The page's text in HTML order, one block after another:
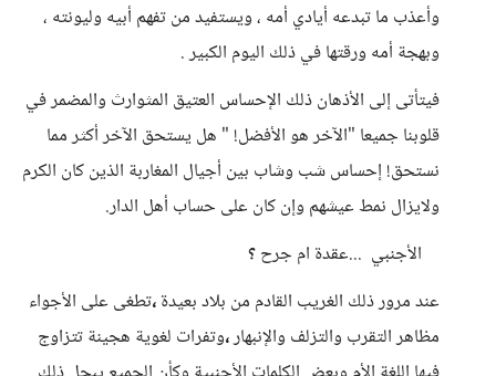
وأعذب ما تبدعه أيادي أمه ، ويستفيد من تفهم أبيه وليونته ،
وبهجة أمه ورقتها في ذلك اليوم الكبير .
فيتأتى إلى الأذهان ذلك الإحساس العتيق المثوارث والمضمر في
قلوبنا جميعا "الآخر هو الأفضل! " هل يستحق الآخر أكثر مما
نستحق! إحساس شب وشاب بين أجيال المغاربة الذين كان الكرم
ولايزال نمط عيشهم وإن كان على حساب أهل الدار.
الأجنبي ...عقدة ام جرح؟
عند مرور ذلك الغريب القادم من بلاد بعيدة،تطغى على الأجواء
مظاهر التقرب والتزلف والإنبهار،وتفرات لغوية هجينة تتزاوج